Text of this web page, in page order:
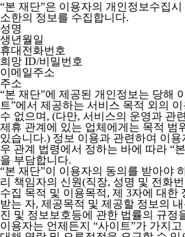
“본 재단”은 이용자의 개인정보수집
소한의 정보를 수집합니다.
성명
생년월일
휴대전화번호
희망 ID/비밀번호
이메일주소
주소
“본 재단”에 제공된 개인정보는 당해
트”에서 제공하는 서비스 목적 외의
수 없으며, (다만, 서비스의 운영과 관
제휴 관계에 있는 업체에게는 목적 범
있습니다.) 정보 이용과 관련하여 이
우 관계 법령에서 정하는 바에 따라 “
을 부담합니다.
“본 재단”이 이용자의 동의를 받아야
리 책임자의 신원(직장, 성명 및 전화
수집 목적 및 이용목적, 제 3자에 대한
받는 자, 제공목적 및 제공할 정보의
진 및 정보보호등에 관한 법률의 규정
이용자는 언제든지 “사이트”가 가지